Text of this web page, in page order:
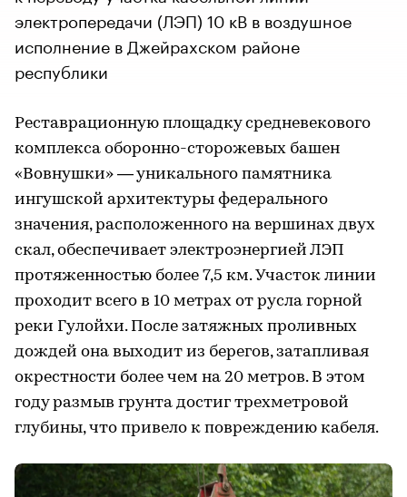
электропередачи (ЛЭП) 10 кВ в воздушное
исполнение в Джейрахском районе
республики
Реставрационную площадку средневекового
комплекса оборонно-сторожевых башен
«Вовнушки» — уникального памятника
ингушской архитектуры федерального
значения, расположенного на вершинах двух
скал, обеспечивает электроэнергией ЛЭП
протяженностью более 7,5 км. Участок линии
проходит всего в 10 метрах от русла горной
реки Гулойхи. После затяжных проливных
дождей она выходит из берегов, затапливая
окрестности более чем на 20 метров. В этом
году размыв грунта достиг трехметровой
глубины, что привело к повреждению кабеля.